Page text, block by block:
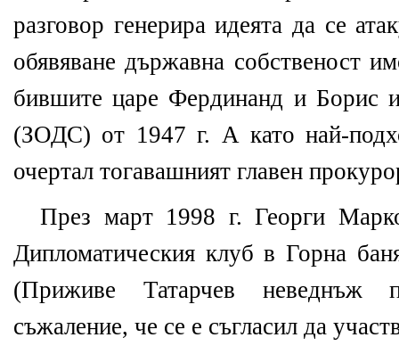
разговор генерира идеята да се
обявяване държавна собственост
бившите царе Фердинанд и Борис
(ЗОДС) от 1947 г. А като най-
очертал тогавашният главен
През март 1998 г. Георги
Дипломатическия клуб в Горна
(Приживе Татарчев неведнъж
съжаление, че се е съгласил да